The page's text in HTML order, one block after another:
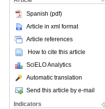
Spanish (pdf)
Article in xml format
Article references
How to cite this article
SciELO Analytics
Automatic translation
Send this article by e-mail
Indicators